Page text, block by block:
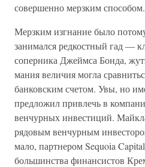
совершенно мерзким способом.
Мерзким изгнание было
занимался редкостный гад —
соперника Джеймса Бонда,
мания величия могла
банковским счетом. Увы, но
предложил привлечь в
венчурных инвестиций.
рядовым венчурным
мало, партнером Sequoia
большинства финансистов